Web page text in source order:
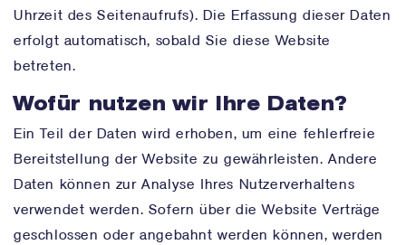
Uhrzeit des Seitenaufrufs). Die Erfassung dieser Daten
erfolgt automatisch, sobald Sie diese Website
betreten.
Wofür nutzen wir Ihre Daten?
Ein Teil der Daten wird erhoben, um eine fehlerfreie
Bereitstellung der Website zu gewährleisten. Andere
Daten können zur Analyse Ihres Nutzerverhaltens
verwendet werden. Sofern über die Website Verträge
geschlossen oder angebahnt werden können, werden